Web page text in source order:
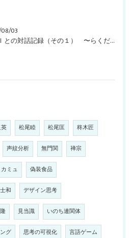
03
生成ＡＩとの対話記録（その１） 〜らくだメソッドによる自己観察をめぐって〜
松尾睦 松尾匡 柊木匠
声紋分析 無門関 禅宗
カミュ 偽装食品
和 デザイン思考
見当識 いのち連関体
グ 思考の可視化 言語ゲーム